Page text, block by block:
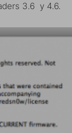
3.6 y 4.6.